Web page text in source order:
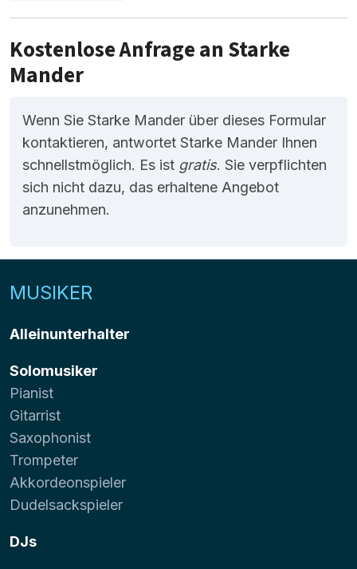
Kostenlose Anfrage an Starke
Mander
Wenn Sie Starke Mander über dieses Formular
kontaktieren, antwortet Starke Mander Ihnen
schnellstmöglich. Es ist gratis. Sie verpflichten
sich nicht dazu, das erhaltene Angebot
anzunehmen.
MUSIKER
Alleinunterhalter
Solomusiker
Pianist
Gitarrist
Saxophonist
Trompeter
Akkordeonspieler
Dudelsackspieler
DJs